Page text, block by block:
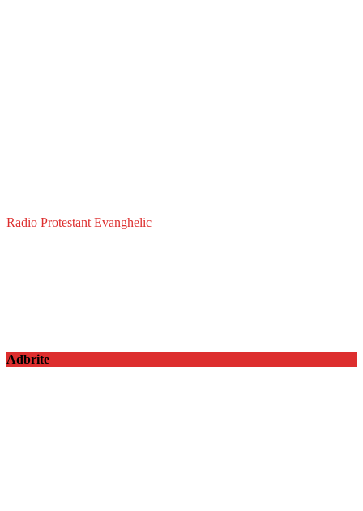
Radio Protestant Evanghelic
Adbrite